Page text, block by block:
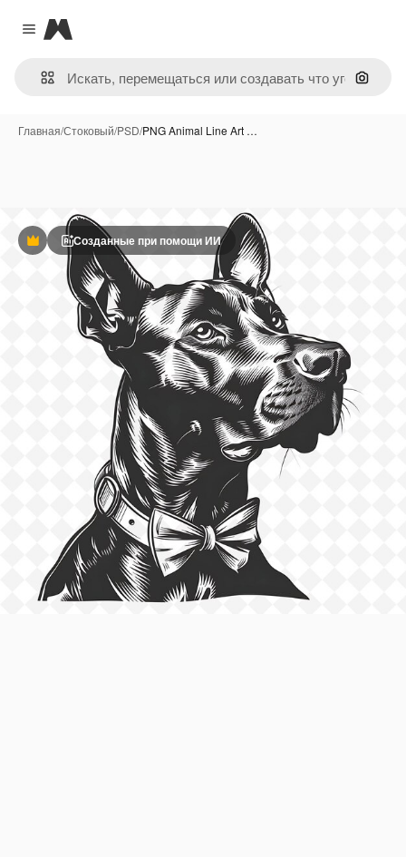
Close menu
Magnific
Поиск
Главная/Стоковый/PSD/PNG Animal Line Art …
ПремиумСозданные при помощи ИИ